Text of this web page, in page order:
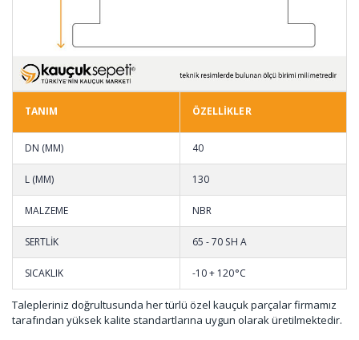
TANIM ÖZELLİKLER
DN (MM) 40
L (MM) 130
MALZEME NBR
SERTLİK 65 - 70 SH A
SICAKLIK -10 + 120°C
Talepleriniz doğrultusunda her türlü özel kauçuk parçalar firmamız
tarafından yüksek kalite standartlarına uygun olarak üretilmektedir.